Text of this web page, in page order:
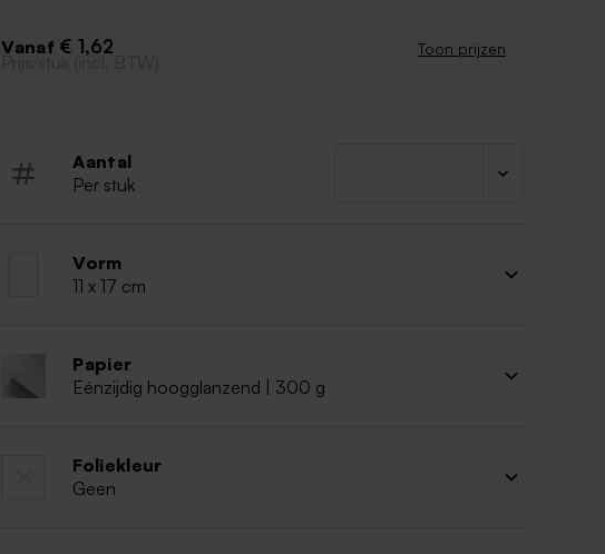
Vanaf € 1,62 Toon prijzen
Prijs/stuk (incl. BTW)
Aantal
Per stuk
Vorm
11 x 17 cm
Papier
Eénzijdig hoogglanzend | 300 g
Foliekleur
Geen